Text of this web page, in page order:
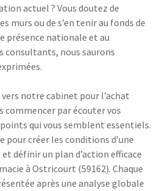
actuel ? Vous doutez de
murs ou de s’en tenir au fonds de
présence nationale et au
consultants, nous saurons
notre cabinet pour l’achat
commencer par écouter vos
qui vous semblent essentiels.
pour créer les conditions d’une
définir un plan d’action efficace
à Ostricourt (59162). Chaque
après une analyse globale